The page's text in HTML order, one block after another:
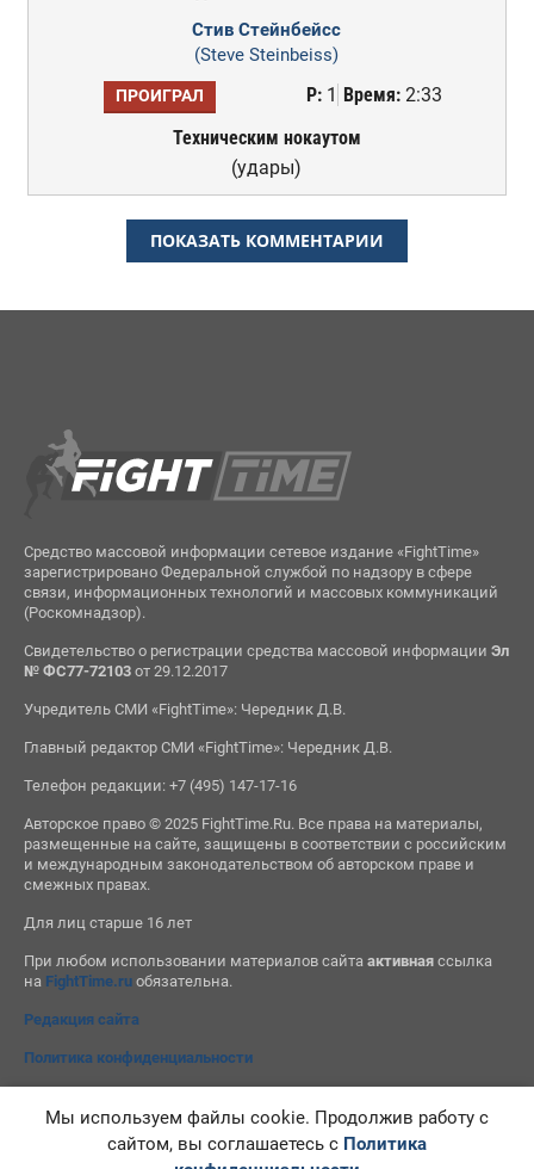
Стив Стейнбейсс
(Steve Steinbeiss)
ПРОИГРАЛ Р:1 Время:2:33
Техническим нокаутом
(удары)
ПОКАЗАТЬ КОММЕНТАРИИ
Средство массовой информации сетевое издание «FightTime»
зарегистрировано Федеральной службой по надзору в сфере
связи, информационных технологий и массовых коммуникаций
(Роскомнадзор).
Свидетельство о регистрации средства массовой информации Эл
№ ФС77-72103от 29.12.2017
Учредитель СМИ «FightTime»: Чередник Д.В.
Главный редактор СМИ «FightTime»: Чередник Д.В.
Телефон редакции: +7 (495) 147-17-16
Авторское право © 2025 FightTime.Ru. Все права на материалы,
размещенные на сайте, защищены в соответствии с российским
и международным законодательством об авторском праве и
смежных правах.
Для лиц старше 16 лет
При любом использовании материалов сайта активнаяссылка
на FightTime.ruобязательна.
Редакция сайта
Политика конфиденциальности
Мы используем файлы cookie. Продолжив работу с
сайтом, вы соглашаетесь с Политика